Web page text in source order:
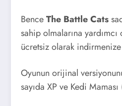
BenceThe Battle Cats
sahip olmalarına
ücretsiz olarak
Oyunun orijinal
sayıda XP ve Kedi